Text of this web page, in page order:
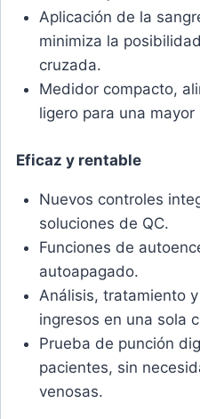
Aplicación de la
minimiza la
cruzada.
Medidor compacto,
ligero para una
Eficaz y rentable
Nuevos controles
soluciones de QC.
Funciones de
autoapagado.
Análisis, tratamiento
ingresos en una sola
Prueba de punción
pacientes, sin
venosas.